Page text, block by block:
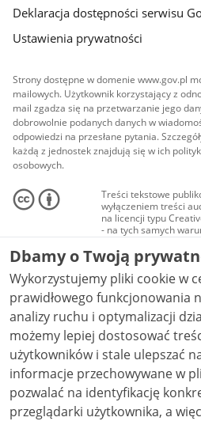
Deklaracja dostępności serwisu
Ustawienia prywatności
Strony dostępne w domenie www.gov.pl
mailowych. Użytkownik korzystający z
mail zgadza się na przetwarzanie jego
dobrowolnie podanych danych w
odpowiedzi na przesłane pytania.
każdą z jednostek znajdują się w ich
osobowych.
Treści tekstowe
wyłączeniem treści
na licencji typu
- na tych samych
Materiały
audio i wideo, są
Creative Commons:
niekomercyjne - bez
NC-ND 4.0), o ile nie
Dbamy o Twoją
Wykorzystujemy pliki cookie w
prawidłowego funkcjonowania
analizy ruchu i optymalizacji działania
możemy lepiej dostosować
użytkowników i stale ulepszać nasze
informacje przechowywane w
pozwalać na identyfikację
przeglądarki użytkownika, a